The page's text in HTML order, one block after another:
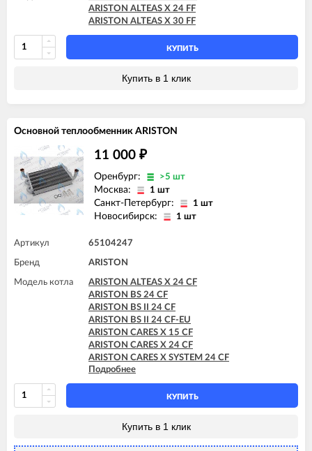
ARISTON GENUS X 32 FF
ARISTON GENUS X 35 FF
ARISTON HS X 15 FF
ARISTON HS X 24 CF
ARISTON MATIS 24 FF
ARISTON ALTEAS X 24 FF
ARISTON ALTEAS X 30 FF
КУПИТЬ
Купить в 1 клик
Основной теплообменник ARISTON
11 000 ₽
Оренбург: >5 шт
Москва: 1 шт
Санкт-Петербург: 1 шт
Новосибирск: 1 шт
Артикул 65104247
Бренд ARISTON
Модель котла
ARISTON ALTEAS X 24 CF
ARISTON BS 24 CF
ARISTON BS II 24 CF
ARISTON BS II 24 CF-EU
ARISTON CARES X 15 CF
ARISTON CARES X 24 CF
ARISTON CARES X SYSTEM 24 CF
ARISTON CLAS 24 CF
ARISTON CLAS B 24 CF
ARISTON CLAS EVO 24 CF
ARISTON CLAS EVO 24 CF-EU
ARISTON CLAS SYSTEM 15 CF
ARISTON CLAS SYSTEM 15 FF
Подробнее
КУПИТЬ
Купить в 1 клик